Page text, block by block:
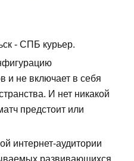
- СПБ курьер.
и не включает в себя
И нет никакой
предстоит или
интернет-аудитории
развивающихся